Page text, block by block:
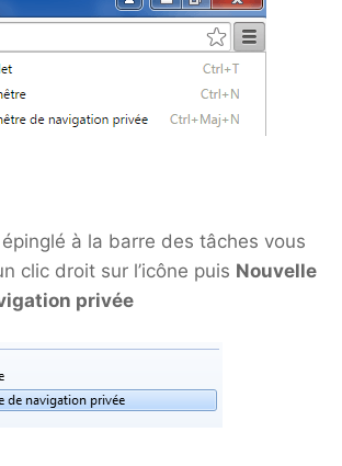
à la barre des tâches vous
clic droit sur l’icône puis Nouvelle
privée